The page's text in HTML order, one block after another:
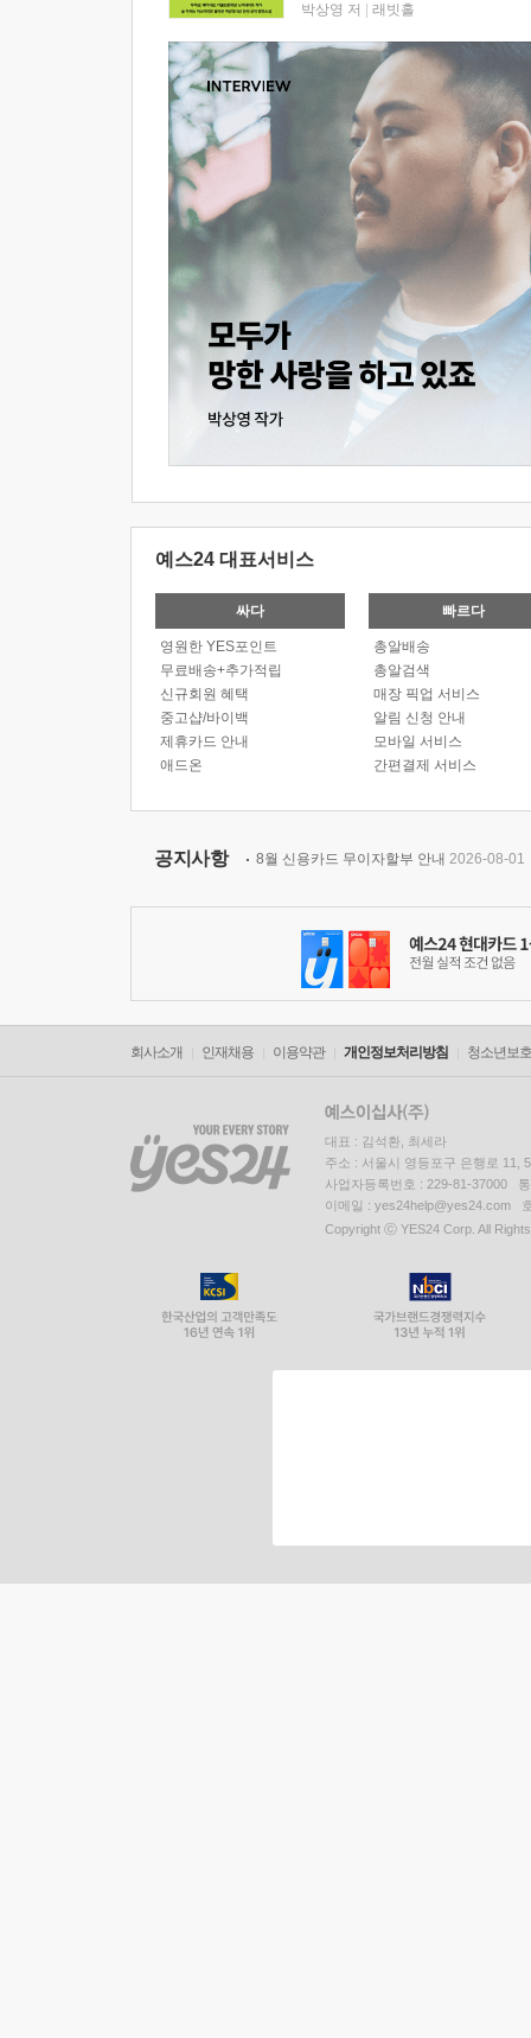
박상영 저 래빗홀
예스24 대표서비스
싸다
영원한 YES포인트
무료배송+추가적립
신규회원 혜택
중고샵/바이백
제휴카드 안내
애드온
빠르다
총알배송
총알검색
매장 픽업 서비스
알림 신청 안내
모바일 서비스
간편결제 서비스
공지사항 8월 신용카드 무이자할부 안내 2026-08-01
회사소개 인재채용 이용약관 개인정보처리방침 청소년보
대표 : 김석환, 최세라
주소 : 서울시 영등포구 은행로 11,
사업자등록번호 : 229-81-37000
이메일 : yes24help@yes24.com
Copyright ⓒ YES24 Corp. All